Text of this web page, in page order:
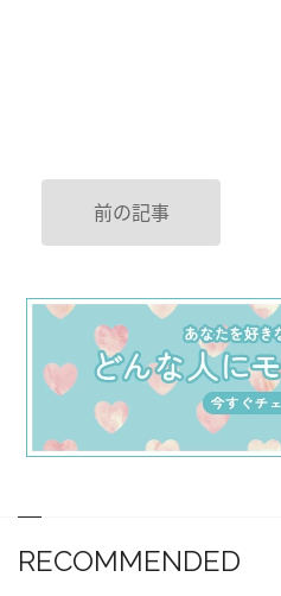
前の記事
RECOMMENDED